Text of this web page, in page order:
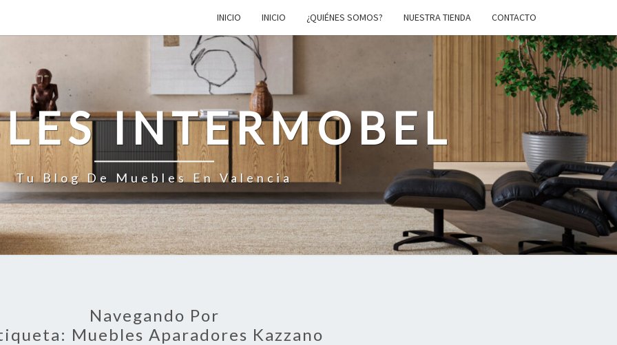
INICIO INICIO ¿QUIÉNES SOMOS? NUESTRA TIENDA CONTACTO
INTERMOBEL
Tu Blog De Muebles En Valencia
Navegando Por
Muebles Aparadores Kazzano